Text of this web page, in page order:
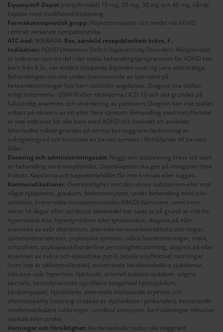
Equasym® Depot (metylfenidat) 10 mg, 20 mg, 30 mg och 40 mg, hårda
kapslar med modifierad frisättning.
Farmakoterapeutisk grupp: Psykostimulantia och medel vid ADHD,
centralt verkande sympatometika.
ATC-kod: N06BA04. Rxs, särskild receptblankett krävs, F.
Indikation: ADHD (Attention Deficit Hyperactivity Disorder). Metylfenidat
är indicerat som en del i det totala behandlingsprogrammet för ADHD hos
barn från 6 år, när endast stödjande åtgärder visat sig vara otillräckliga.
Behandlingen ska ske under överinseende av specialist på
beteendestörningar hos barn och/eller ungdomar. Diagnos ska ställas
enligt kriterierna i DSM-IV eller riktlinjerna i ICD-10 och ska grundas på
fullständig anamnes och utvärdering av patienten. Diagnos kan inte ställas
enbart på närvaro av ett eller flera symtom. Behandling med metylfenidat
är inte indicerat för alla barn med ADHD och beslutet att använda
läkemedlet måste grundas på en mycket noggrann bedömning av
svårighetsgrad och kronicitet av barnet symtom i förhållande till barnets
ålder.
Dosering och administreringssätt: Noggrann dostitrering krävs vid start
av behandling med metylfenidat. Depotkapseln ska ges på morgonen före
frukost. Kapslarna och kapselinnehållet får inte krossas eller tuggas.
Kontraindikationer: Överkänslighet mot den aktiva substansen eller mot
något hjälpämne, glaukom, feokromocytom, under behandling med icke-
selektiva, irreversibla monoaminooxidas (MAO)-hämmare, samt inom
minst 14 dagar efter att dessa läkemedel har satts ut på grund av risk för
hypertonisk kris, hypertyroidism eller tyreotoxikos, diagnos på eller
anamnes av svår depression, anorexia nervosa/anorektiska störningar,
självmordstendenser, psykotiska symtom, svåra humörstörningar, mani,
schizofreni, psykopatisk/borderline personlighetsstörning, diagnos på eller
anamnes av svåra och episodiska (typ I), bipolära (affektiva) störningar
(som inte är välkontrollerade), existerande kardiovaskulära sjukdomar,
inklusive svår hypertoni, hjärtsvikt, arteriell ocklusiv sjukdom, angina
pectoris, hemodynamiskt signifikant kongenital hjärtsjukdom,
kardiomyopati, hjärtinfarkt, potentiellt livshotande arytmier och
channelopathy (störning orsakad av dysfunktion i jonkanaler), existerande
cerebrovaskulära rubbningar, cerebral aneurysm, kärlrubbningar inklusive
vaskulit eller stroke.
Varningar och försiktighet: Kardiovaskulär status ska noggrant